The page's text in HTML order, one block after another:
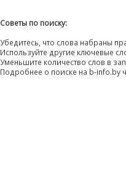
Советы по поиску:
Убедитесь, что слова набраны
Используйте другие ключевые
Уменьшите количество слов в
Подробнее о поиске на b-info.by